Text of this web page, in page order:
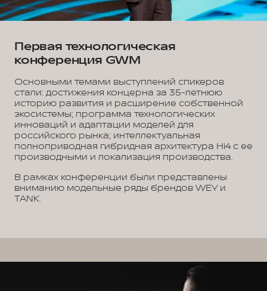
Первая технологическая
конференция GWM
Основными темами выступлений спикеров
стали: достижения концерна за 35-летнюю
историю развития и расширение собственной
экосистемы; программа технологических
инноваций и адаптации моделей для
российского рынка; интеллектуальная
полноприводная гибридная архитектура Hi4 с ее
производными и локализация производства.
В рамках конференции были представлены
вниманию модельные ряды брендов WEY и
TANK.